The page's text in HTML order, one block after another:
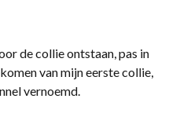
de collie ontstaan, pas in
van mijn eerste collie,
vernoemd.